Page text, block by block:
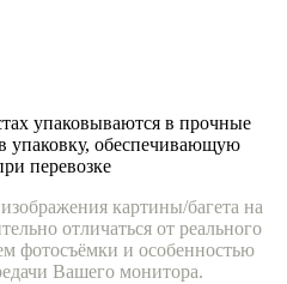
упаковываются в прочные
упаковку, обеспечивающую
перевозке
картины/багета на
отличаться от реального
фотосъёмки и особенностью
Вашего монитора.